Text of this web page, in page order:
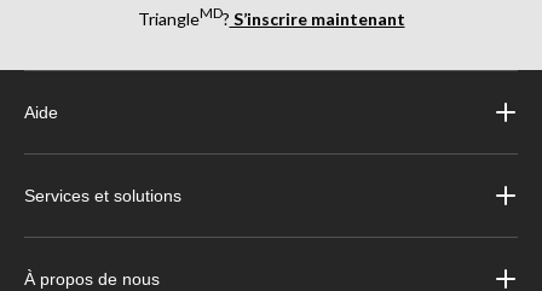
TriangleMD? S’inscrire maintenant
Aide
Services et solutions
À propos de nous